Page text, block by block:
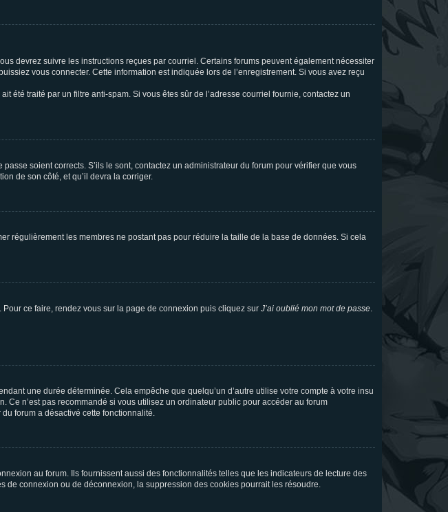
devrez suivre les instructions reçues par courriel. Certains forums peuvent également nécessiter
vous connecter. Cette information est indiquée lors de l’enregistrement. Si vous avez reçu
été traité par un filtre anti-spam. Si vous êtes sûr de l’adresse courriel fournie, contactez un
soient corrects. S’ils le sont, contactez un administrateur du forum pour vérifier que vous
de son côté, et qu’il devra la corriger.
régulièrement les membres ne postant pas pour réduire la taille de la base de données. Si cela
ce faire, rendez vous sur la page de connexion puis cliquez sur J’ai oublié mon mot de passe.
une durée déterminée. Cela empêche que quelqu’un d’autre utilise votre compte à votre insu
Ce n’est pas recommandé si vous utilisez un ordinateur public pour accéder au forum
forum a désactivé cette fonctionnalité.
au forum. Ils fournissent aussi des fonctionnalités telles que les indicateurs de lecture des
de connexion ou de déconnexion, la suppression des cookies pourrait les résoudre.